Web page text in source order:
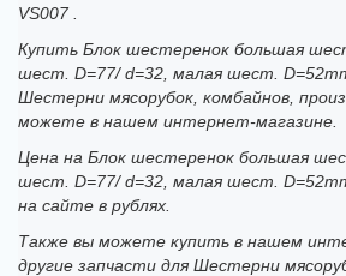
VS007 .
Купить Блок шестеренок большая
шест. D=77/ d=32, малая шест.
Шестерни мясорубок, комбайнов,
можете в нашем интернет-магазине.
Цена на Блок шестеренок большая
шест. D=77/ d=32, малая шест.
на сайте в рублях.
Также вы можете купить в нашем
другие запчасти для Шестерни